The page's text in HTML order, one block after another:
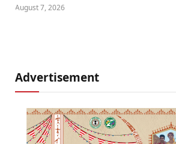
August 7, 2026
Advertisement